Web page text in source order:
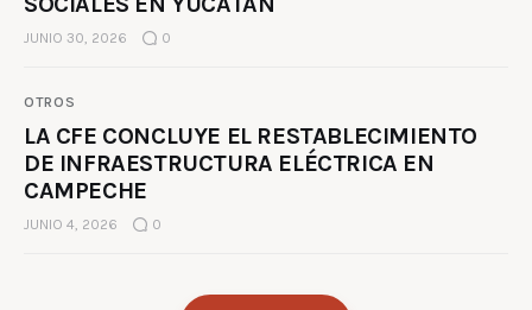
JUNIO 30, 2026 0
OTROS
LA CFE CONCLUYE EL RESTABLECIMIENTO
DE INFRAESTRUCTURA ELÉCTRICA EN
CAMPECHE
JUNIO 4, 2026 0